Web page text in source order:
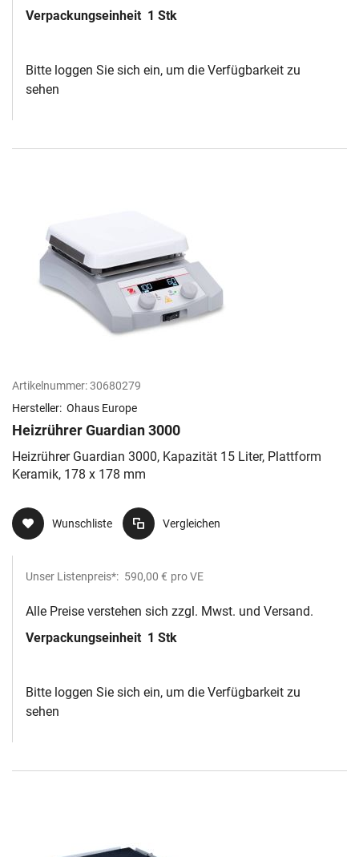
Verpackungseinheit 1 Stk
Bitte loggen Sie sich ein, um die Verfügbarkeit zu
sehen
Artikelnummer:30680279
Hersteller: Ohaus Europe
Heizrührer Guardian 3000
Heizrührer Guardian 3000, Kapazität 15 Liter, Plattform
Keramik, 178 x 178 mm
Wunschliste Vergleichen
Unser Listenpreis*: 590,00 € pro VE
Alle Preise verstehen sich zzgl. Mwst. und Versand.
Verpackungseinheit 1 Stk
Bitte loggen Sie sich ein, um die Verfügbarkeit zu
sehen